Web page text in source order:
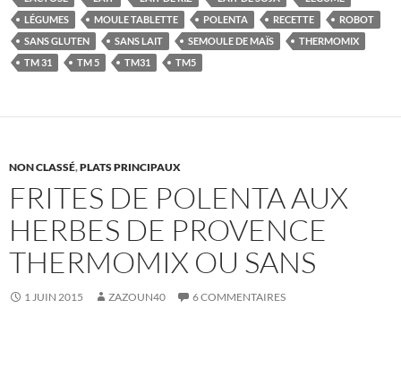
LÉGUMES
MOULE TABLETTE POLENTA RECETTE
ROBOT
SANS GLUTEN
SANS LAIT SEMOULE DE MAÏS
THERMOMIX
TM 31
TM 5 TM31 TM5
NON CLASSÉ,PLATS PRINCIPAUX
FRITES DE POLENTA AUX
HERBES DE PROVENCE
THERMOMIX OU SANS
1 JUIN 2015 ZAZOUN40 6 COMMENTAIRES